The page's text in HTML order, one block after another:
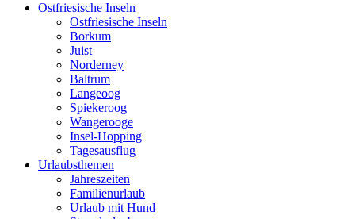
Ostfriesische Inseln
Ostfriesische Inseln
Borkum
Juist
Norderney
Baltrum
Langeoog
Spiekeroog
Wangerooge
Insel-Hopping
Tagesausflug
Urlaubsthemen
Jahreszeiten
Familienurlaub
Urlaub mit Hund